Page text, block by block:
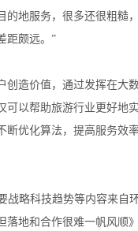
的地服务，很多还很粗糙
距颇远。”
创造价值，通过发挥在大
可以帮助旅游行业更好地
断优化算法，提高服务效
战略科技趋势等内容来自
落地和合作很难一帆风顺》